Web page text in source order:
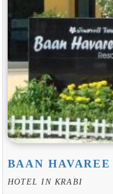
BAAN HAVAREE
HOTEL IN KRABI